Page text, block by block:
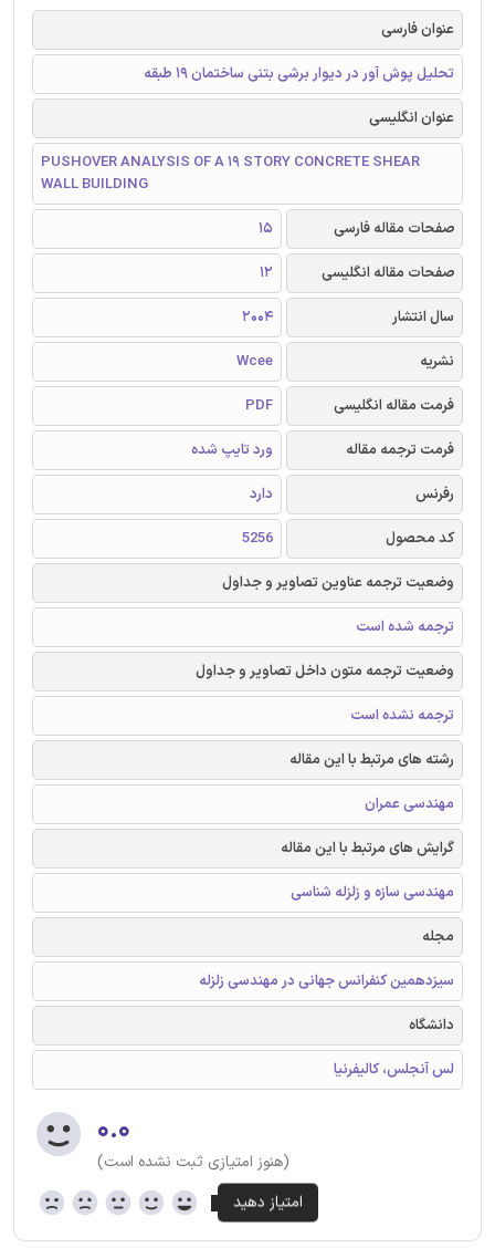
عنوان فارسی
تحلیل پوش آور در دیوار برشی بتنی ساختمان 19 طبقه
عنوان انگلیسی
PUSHOVER ANALYSIS OF A 19 STORY CONCRETE SHEAR
WALL BUILDING
صفحات مقاله فارسی
15
صفحات مقاله انگلیسی
12
سال انتشار
2004
نشریه
Wcee
فرمت مقاله انگلیسی
PDF
فرمت ترجمه مقاله
ورد تایپ شده
رفرنس
دارد
کد محصول
5256
وضعیت ترجمه عناوین تصاویر و جداول
ترجمه شده است
وضعیت ترجمه متون داخل تصاویر و جداول
ترجمه نشده است
رشته های مرتبط با این مقاله
مهندسی عمران
گرایش های مرتبط با این مقاله
مهندسی سازه و زلزله شناسی
مجله
سیزدهمین کنفرانس جهانی در مهندسی زلزله
دانشگاه
لس آنجلس، کالیفرنیا
۰.۰
(هنوز امتیازی ثبت نشده است)